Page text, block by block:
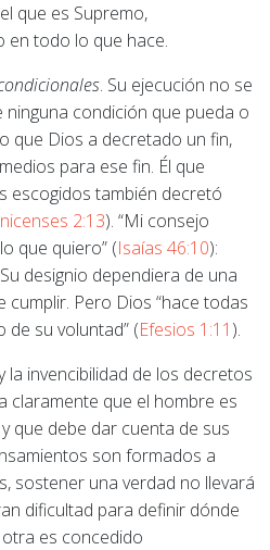
que es Supremo,
en todo lo que hace.
. Su ejecución no se
condición que pueda o
que Dios a decretado un fin,
para ese fin. Él que
escogidos también decretó
2:13). “Mi consejo
lo que quiero” (Isaías 46:10):
designio dependiera de una
Pero Dios “hace todas
de su voluntad” (Efesios 1:11 ).
la invencibilidad de los decretos
claramente que el hombre es
que debe dar cuenta de sus
son formados a
sostener una verdad no llevará
dificultad para definir dónde
es concedido